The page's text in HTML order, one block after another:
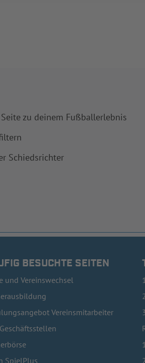
zu deinem Fußballerlebnis
Schiedsrichter
BESUCHTE SEITEN
und Vereinswechsel
Vereinsmitarbeiter
SpielPlus